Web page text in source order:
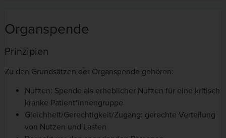
Organspende
Prinzipien
Zu den Grundsätzen der Organspende gehören:
Nutzen: Spende als erheblicher Nutzen für eine kritisch
kranke Patient*innengruppe
Gleichheit/Gerechtigkeit/Zugang: gerechte Verteilung
von Nutzen und Lasten